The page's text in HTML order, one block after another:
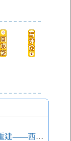
從往事的簡單再現到大眾歷史意識的重建——西方口述史學方法述評